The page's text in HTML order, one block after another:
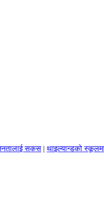
सकस|थाइल्यान्डको स्कूलमा